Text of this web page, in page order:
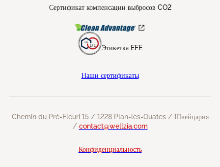
Сертификат компенсации выбросов CO2
Этикетка EFE
Наши сертификаты
Chemin du Pré-Fleuri 15 / 1228 Plan-les-Ouates / Швейцария
/ contact@wellzia.com
Конфиденциальность